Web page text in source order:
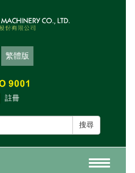
繁體版
註冊
搜尋